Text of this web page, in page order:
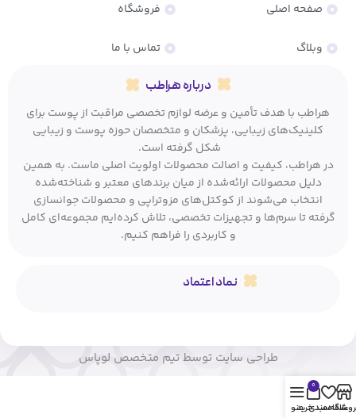
صفحه اصلی
وبلاگ
فروشگاه
تماس با ما
درباره هراطب
هراطب با هدف تأمین و عرضه لوازم تخصصی مراقبت از پوست برای
کلینیک‌های زیبایی، پزشکان و متخصصان حوزه پوست و زیبایی
شکل گرفته است.
در هراطب، کیفیت و اصالت محصولات اولویت اصلی ماست. به همین
دلیل محصولات ارائه‌شده از میان برندهای معتبر و شناخته‌شده
انتخاب می‌شوند از کوکتل‌های مزوتراپی و محصولات جوانسازی
گرفته تا سرم‌ها و تجهیزات تخصصی، تلاش کرده‌ایم مجموعه‌ای کامل
و کاربردی را فراهم کنیم.
نماد اعتماد
طراحی سایت توسط تیم متخصص لوپاس
علاقه مندی
0
سبد خریدمنو